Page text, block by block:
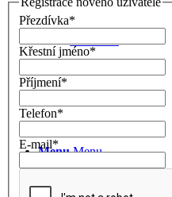
Menu Menu
Přezdívka*
Křestní jméno*
Příjmení*
Telefon*
E-mail*